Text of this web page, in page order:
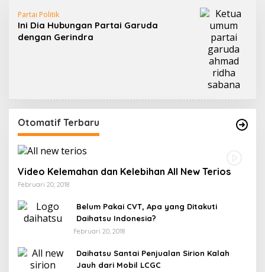
Partai Politik
Ini Dia Hubungan Partai Garuda
dengan Gerindra
Otomatif Terbaru
Video Kelemahan dan Kelebihan All New Terios
Februari 20, 2018
Belum Pakai CVT, Apa yang Ditakuti
Daihatsu Indonesia?
Februari 20, 2018
Daihatsu Santai Penjualan Sirion Kalah
Jauh dari Mobil LCGC